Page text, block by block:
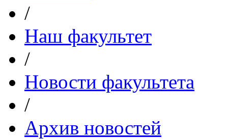
/
Наш факультет
/
Новости факультета
/
Архив новостей